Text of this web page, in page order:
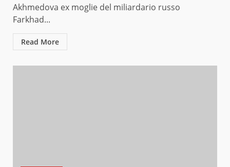
Akhmedova ex moglie del miliardario russo
Farkhad...
Read More